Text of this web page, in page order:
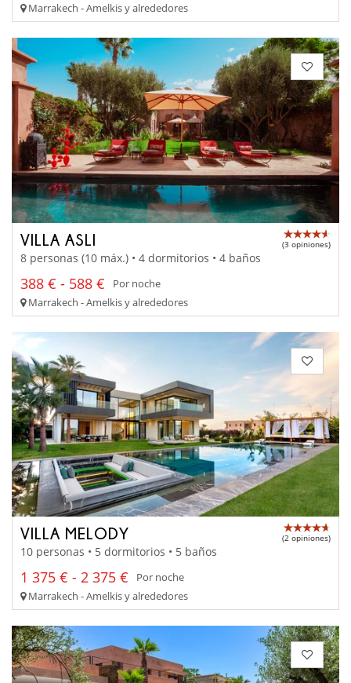
Marrakech - Amelkis y alrededores
VILLA ASLI (3 opiniones)
8 personas (10 máx.) • 4 dormitorios • 4 baños
388 € - 588 €
Por noche
Marrakech - Amelkis y alrededores
VILLA MELODY (2 opiniones)
10 personas • 5 dormitorios • 5 baños
1 375 € - 2 375 €
Por noche
Marrakech - Amelkis y alrededores